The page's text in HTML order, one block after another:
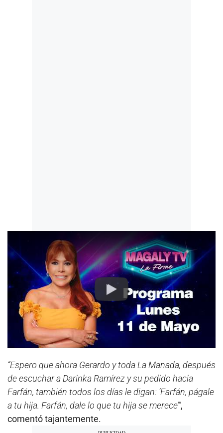
Play
“Espero que ahora Gerardo y toda La Manada, después
de escuchar a Darinka Ramírez y su pedido hacia
Farfán, también todos los días le digan: ‘Farfán, págale
a tu hija. Farfán, dale lo que tu hija se merece’”,
comentó tajantemente.